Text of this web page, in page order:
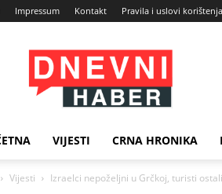
Impressum Kontakt Pravila i uslovi korištenja
Dnevni
Haber
VIJESTI CRNA HRONIKA
Vijesti Izraelci nepoželjni u Grčkoj, turisti